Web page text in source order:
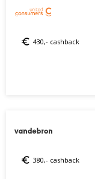
430,- cashback
380,- cashback